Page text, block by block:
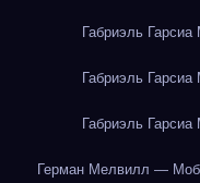
Габриэль
Габриэль
Габриэль
Герман Мелвилл —